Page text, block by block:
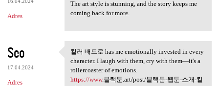
Adres
The art style is stunning, and the story keeps me
coming back for more.
Seo
17.04.2024
Adres
킬러 배드로 has me emotionally
킬러 배드로 has me emotionally invested in every
character. I laugh with them, cry with them—it's a
rollercoaster of emotions.
https://www.블랙툰.art/post/블랙툰-웹툰-소개-킬